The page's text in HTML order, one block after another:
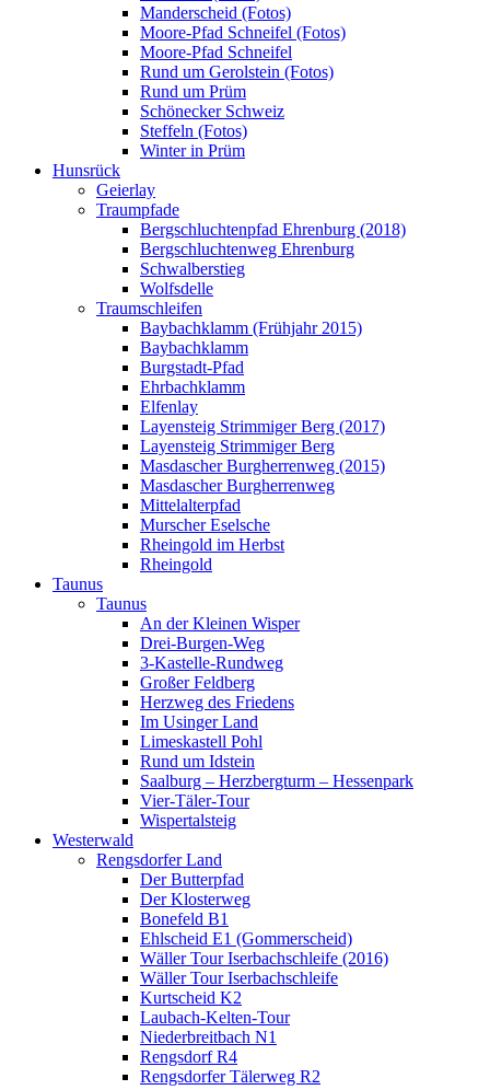
Manderscheid (Fotos)
Moore-Pfad Schneifel (Fotos)
Moore-Pfad Schneifel
Rund um Gerolstein (Fotos)
Rund um Prüm
Schönecker Schweiz
Steffeln (Fotos)
Winter in Prüm
Hunsrück
Geierlay
Traumpfade
Bergschluchtenpfad Ehrenburg (2018)
Bergschluchtenweg Ehrenburg
Schwalberstieg
Wolfsdelle
Traumschleifen
Baybachklamm (Frühjahr 2015)
Baybachklamm
Burgstadt-Pfad
Ehrbachklamm
Elfenlay
Layensteig Strimmiger Berg (2017)
Layensteig Strimmiger Berg
Masdascher Burgherrenweg (2015)
Masdascher Burgherrenweg
Mittelalterpfad
Murscher Eselsche
Rheingold im Herbst
Rheingold
Taunus
Taunus
An der Kleinen Wisper
Drei-Burgen-Weg
3-Kastelle-Rundweg
Großer Feldberg
Herzweg des Friedens
Im Usinger Land
Limeskastell Pohl
Rund um Idstein
Saalburg – Herzbergturm – Hessenpark
Vier-Täler-Tour
Wispertalsteig
Westerwald
Rengsdorfer Land
Der Butterpfad
Der Klosterweg
Bonefeld B1
Ehlscheid E1 (Gommerscheid)
Wäller Tour Iserbachschleife (2016)
Wäller Tour Iserbachschleife
Kurtscheid K2
Laubach-Kelten-Tour
Niederbreitbach N1
Rengsdorf R4
Rengsdorfer Tälerweg R2